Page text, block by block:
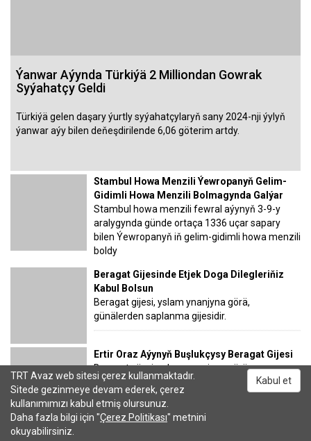
Ýanwar Aýynda Türkiýä 2 Milliondan Gowrak
Syýahatçy Geldi
Türkiýä gelen daşary ýurtly syýahatçylaryň sany 2024-nji ýylyň
ýanwar aýy bilen deňeşdirilende 6,06 göterim artdy.
Stambul Howa Menzili Ýewropanyň Gelim-
Gidimli Howa Menzili Bolmagynda Galýar
Stambul howa menzili fewral aýynyň 3-9-y
aralygynda günde ortaça 1336 uçar sapary
bilen Ýewropanyň iň gelim-gidimli howa menzili
boldy
Beragat Gijesinde Etjek Doga Dilegleriňiz
Kabul Bolsun
Beragat gijesi, yslam ynanjyna görä,
günälerden saplanma gijesidir.
Ertir Oraz Aýynyň Buşlukçysy Beragat Gijesi
Beragat gijesi, yslam ynanjyna görä,
günälärden saplanma gijesidir.
Medal Aldy
TRT Avaz web sitesi çerez kullanmaktadır.
Sitede gezinmeye devam ederek, çerez
kullanımımızı kabul etmiş olursunuz.
Daha fazla bilgi için "Çerez Politikası" metnini
okuyabilirsiniz.
Kabul et